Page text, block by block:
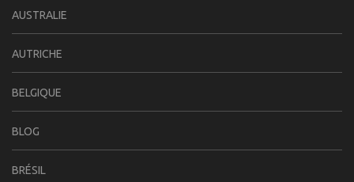
AUSTRALIE
AUTRICHE
BELGIQUE
BLOG
BRÉSIL